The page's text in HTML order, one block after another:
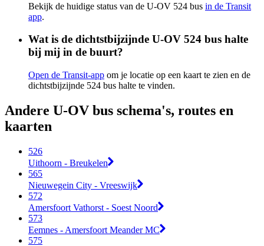
Bekijk de huidige status van de U-OV 524 bus in de Transit
app.
Wat is de dichtstbijzijnde U-OV 524 bus halte
bij mij in de buurt?
Open de Transit-app om je locatie op een kaart te zien en de
dichtstbijzijnde 524 bus halte te vinden.
Andere U-OV bus schema's, routes en
kaarten
526
Uithoorn - Breukelen
565
Nieuwegein City - Vreeswijk
572
Amersfoort Vathorst - Soest Noord
573
Eemnes - Amersfoort Meander MC
575